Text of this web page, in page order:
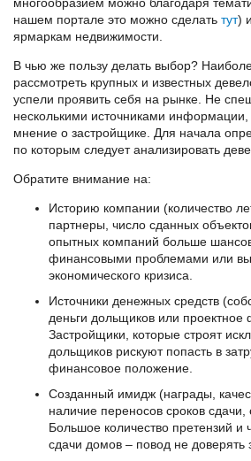
нашем портале это можно сделать тут)
ярмаркам недвижимости.
В чью же пользу делать выбор?
рассмотреть крупных и известных
успели проявить себя на рынке. Не
несколькими источниками информации,
мнение о застройщике. Для начала
по которым следует анализировать
Обратите внимание на:
Историю компании (количество
партнеры, число сданных
опытных компаний больше
финансовыми проблемами или
экономического кризиса.
Источники денежных средств
деньги дольщиков или проектное
Застройщики, которые строят
дольщиков рискуют попасть в
финансовое положение.
Созданный имидж (награды,
наличие переносов сроков сдачи,
Большое количество претензий и
сдачи домов – повод не доверять